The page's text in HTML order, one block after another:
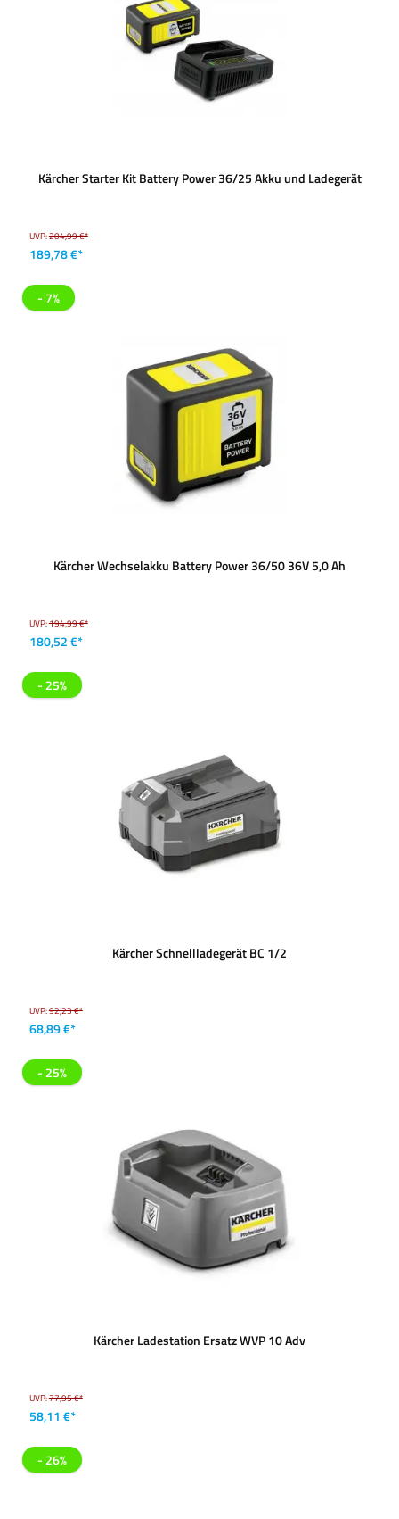
Kärcher Starter Kit Battery Power 36/25 Akku und Ladegerät
UVP:204,99 €*
189,78 €*
- 7%
Kärcher Wechselakku Battery Power 36/50 36V 5,0 Ah
UVP:194,99 €*
180,52 €*
- 25%
Kärcher Schnellladegerät BC 1/2
UVP:92,23 €*
68,89 €*
- 25%
Kärcher Ladestation Ersatz WVP 10 Adv
UVP:77,95 €*
58,11 €*
- 26%